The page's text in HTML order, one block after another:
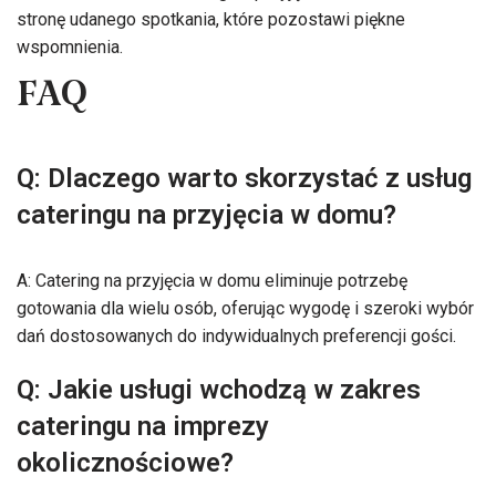
stronę udanego spotkania, które pozostawi piękne
wspomnienia.
FAQ
Q: Dlaczego warto skorzystać z usług
cateringu na przyjęcia w domu?
A: Catering na przyjęcia w domu eliminuje potrzebę
gotowania dla wielu osób, oferując wygodę i szeroki wybór
dań dostosowanych do indywidualnych preferencji gości.
Q: Jakie usługi wchodzą w zakres
cateringu na imprezy
okolicznościowe?